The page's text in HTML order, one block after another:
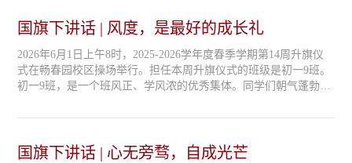
各项评比中屡创佳绩。每一份荣誉，都是我们同心同德最好的见
国旗下讲话 | 风度，是最好的成长礼
2026年6月1日上午8时，2025-2026学年度春季学期第14周升旗仪
式在畅春园校区操场举行。担任本周升旗仪式的班级是初一9班。
初一9班，是一个班风正、学风浓的优秀集体。同学们朝气蓬勃，
素质优胜班”、班级文化建设综合优胜班、“畅春竞技”足球亚军、
中成长，在活动中育人”，我们创设了一系列根植于班级“时研”...
国旗下讲话 | 心无旁骛，自成光芒